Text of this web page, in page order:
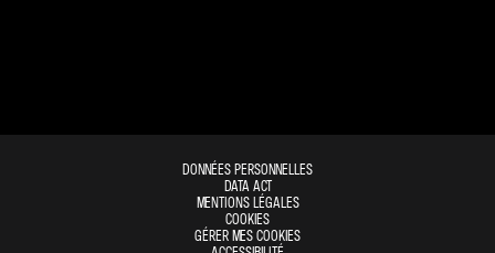
DONNÉES PERSONNELLES
DATA ACT
MENTIONS LÉGALES
COOKIES
GÉRER MES COOKIES